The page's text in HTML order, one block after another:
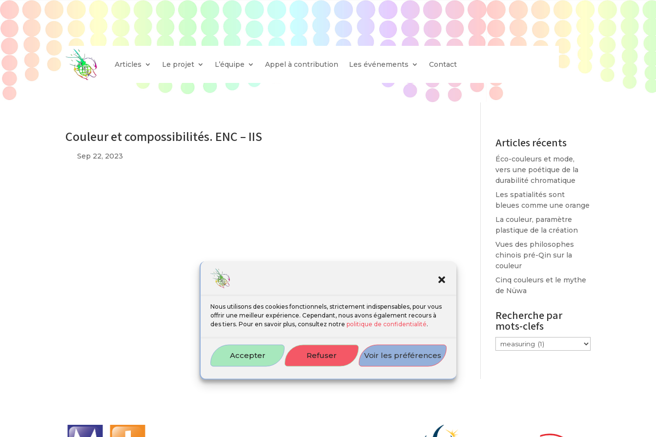
Nous utilisons des cookies fonctionnels, strictement indispensables, pour vous
offrir une meilleur expérience. Cependant, nous avons également recours à
des tiers. Pour en savoir plus, consultez notre politique de confidentialité.
Accepter Refuser Voir les préférences
Articles Le projet L’équipe Appel à contribution Les événements Contact
Couleur et compossibilités. ENC – IIS
Sep 22, 2023
Articles récents
Éco-couleurs et mode,
vers une poétique de la
durabilité chromatique
Les spatialités sont
bleues comme une orange
La couleur, paramètre
plastique de la création
Vues des philosophes
chinois pré-Qin sur la
couleur
Cinq couleurs et le mythe
de Nüwa
Recherche par
mots-clefs
Étiquettes